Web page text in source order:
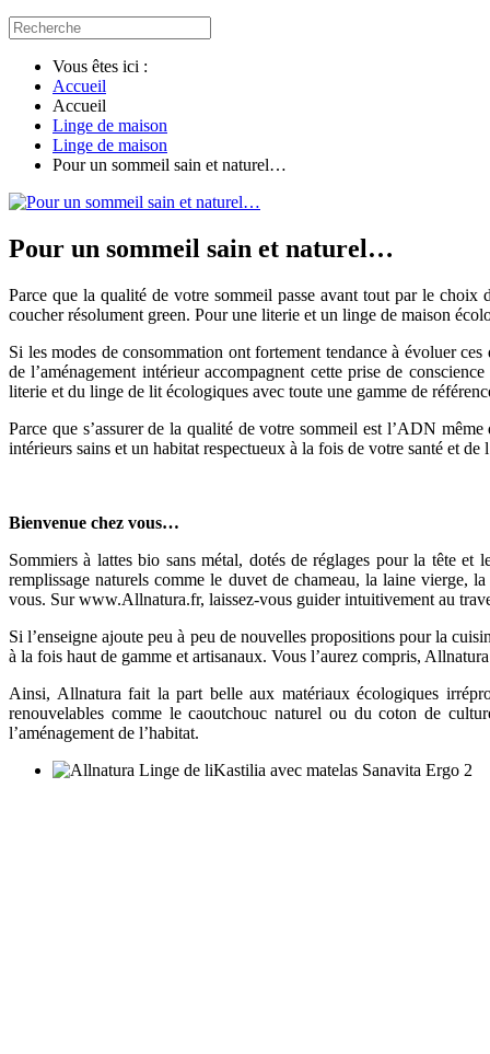
Vous êtes ici :
Accueil
Accueil
Linge de maison
Linge de maison
Pour un sommeil sain et naturel…
Pour un sommeil sain et naturel…
Parce que la qualité de votre sommeil passe avant tout par le
coucher résolument green. Pour une literie et un linge de maison
Si les modes de consommation ont fortement tendance à évoluer
de l’aménagement intérieur accompagnent cette prise de
literie et du linge de lit écologiques avec toute une gamme de
Parce que s’assurer de la qualité de votre sommeil est l’ADN
intérieurs sains et un habitat respectueux à la fois de votre santé et de
Bienvenue chez vous…
Sommiers à lattes bio sans métal, dotés de réglages pour la tête et
remplissage naturels comme le duvet de chameau, la laine vierge,
vous. Sur www.Allnatura.fr, laissez-vous guider intuitivement au
Si l’enseigne ajoute peu à peu de nouvelles propositions pour la
à la fois haut de gamme et artisanaux. Vous l’aurez compris,
Ainsi, Allnatura fait la part belle aux matériaux écologiques
renouvelables comme le caoutchouc naturel ou du coton de
l’aménagement de l’habitat.